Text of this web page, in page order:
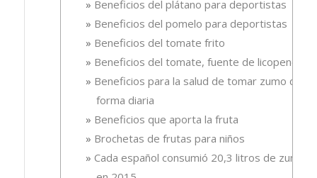
Beneficios del plátano para deportistas
Beneficios del pomelo para deportistas
Beneficios del tomate frito
Beneficios del tomate, fuente de licopeno
Beneficios para la salud de tomar zumo de
forma diaria
Beneficios que aporta la fruta
Brochetas de frutas para niños
Cada español consumió 20,3 litros de zumo